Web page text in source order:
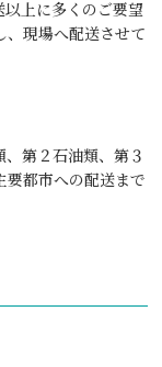
上に多くのご要望
、現場へ配送させて
第２石油類、第３
要都市への配送まで